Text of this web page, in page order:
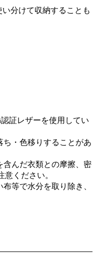
分けて収納することも
証レザーを使用してい
・色移りすることがあ
んだ衣類との摩擦、密
ください。
等で水分を取り除き、